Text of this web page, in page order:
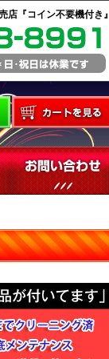
店『コイン不要機付き』